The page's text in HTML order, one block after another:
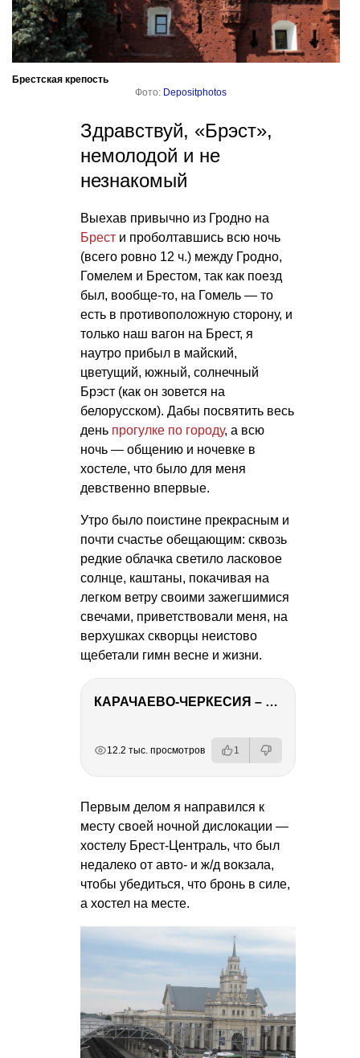
Брестская крепость
Фото: Depositphotos
Здравствуй, «Брэст»,
немолодой и не
незнакомый
Выехав привычно из Гродно на
Брест и проболтавшись всю ночь
(всего ровно 12 ч.) между Гродно,
Гомелем и Брестом, так как поезд
был, вообще-то, на Гомель — то
есть в противоположную сторону, и
только наш вагон на Брест, я
наутро прибыл в майский,
цветущий, южный, солнечный
Брэст (как он зовется на
белорусском). Дабы посвятить весь
день прогулке по городу, а всю
ночь — общению и ночевке в
хостеле, что было для меня
девственно впервые.
Утро было поистине прекрасным и
почти счастье обещающим: сквозь
редкие облачка светило ласковое
солнце, каштаны, покачивая на
легком ветру своими зажегшимися
свечами, приветствовали меня, на
верхушках скворцы неистово
щебетали гимн весне и жизни.
КАРАЧАЕВО-ЧЕРКЕСИЯ – ПУТЕШЕСТВИЕ НА КАВКАЗ часть 2
12.2 тыс. просмотров 1
Первым делом я направился к
месту своей ночной дислокации —
хостелу Брест-Централь, что был
недалеко от авто- и ж/д вокзала,
чтобы убедиться, что бронь в силе,
а хостел на месте.